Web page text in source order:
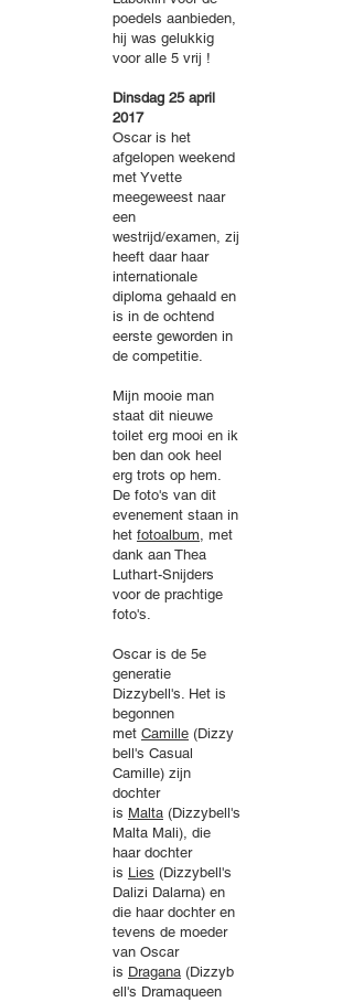
poedels aanbieden,
hij was gelukkig
voor alle 5 vrij !
Dinsdag 25 april
2017
Oscar is het
afgelopen weekend
met Yvette
meegeweest naar
een
westrijd/examen, zij
heeft daar haar
internationale
diploma gehaald en
is in de ochtend
eerste geworden in
de competitie.
Mijn mooie man
staat dit nieuwe
toilet erg mooi en ik
ben dan ook heel
erg trots op hem.
De foto's van dit
evenement staan in
het fotoalbum, met
dank aan Thea
Luthart-Snijders
voor de prachtige
foto's.
Oscar is de 5e
generatie
Dizzybell's. Het is
begonnen
met Camille (Dizzy
bell's Casual
Camille) zijn
dochter
is Malta (Dizzybell's
Malta Mali), die
haar dochter
is Lies (Dizzybell's
Dalizi Dalarna) en
die haar dochter en
tevens de moeder
van Oscar
is Dragana (Dizzyb
ell's Dramaqueen